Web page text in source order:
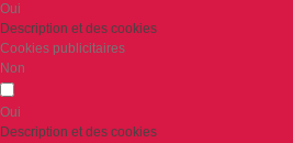
Oui
Description et des cookies
Cookies publicitaires
Non
Oui
Description et des cookies